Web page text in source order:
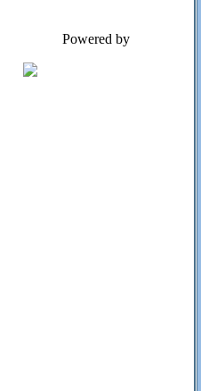
Powered by